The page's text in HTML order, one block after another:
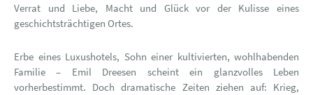
Verrat und Liebe, Macht und Glück vor der Kulisse eines
geschichtsträchtigen Ortes.
Erbe eines Luxushotels, Sohn einer kultivierten, wohlhabenden
Familie – Emil Dreesen scheint ein glanzvolles Leben
vorherbestimmt. Doch dramatische Zeiten ziehen auf: Krieg,